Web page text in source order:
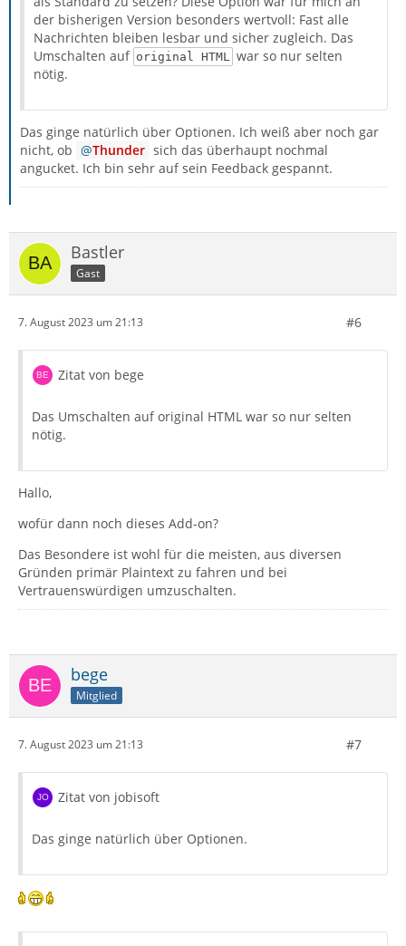
der bisherigen Version besonders wertvoll: Fast alle
Nachrichten bleiben lesbar und sicher zugleich. Das
Umschalten auf original HTML
war so nur selten
nötig.
Das ginge natürlich über Optionen. Ich weiß aber noch gar
nicht, ob
Thunder sich das überhaupt nochmal
angucket. Ich bin sehr auf sein Feedback gespannt.
Bastler
Gast
7. August 2023 um 21:13 #6
Zitat von bege
Das Umschalten auf original HTML war so nur selten
nötig.
Hallo,
wofür dann noch dieses Add-on?
Das Besondere ist wohl für die meisten, aus diversen
Gründen primär Plaintext zu fahren und bei
Vertrauenswürdigen umzuschalten.
bege
Mitglied
7. August 2023 um 21:13 #7
Zitat von jobisoft
Das ginge natürlich über Optionen.